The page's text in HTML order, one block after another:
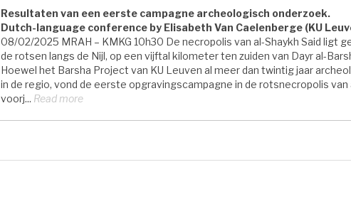
Resultaten van een eerste campagne archeologisch onderzoek.
Dutch-language conference by Elisabeth Van Caelenberge (KU
08/02/2025 MRAH – KMKG 10h30 De necropolis van al-Shaykh Said ligt
de rotsen langs de Nijl, op een vijftal kilometer ten zuiden van Dayr al-
Hoewel het Barsha Project van KU Leuven al meer dan twintig jaar
in de regio, vond de eerste opgravingscampagne in de rotsnecropolis van
voorj... Read more